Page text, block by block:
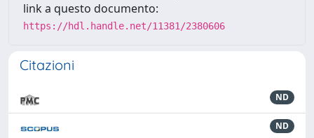
link a questo documento:
https://hdl.handle.net/11381/2380606
Citazioni
ND
ND